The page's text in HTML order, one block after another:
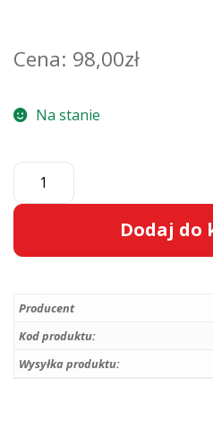
98,00zł
Na stanie
Komplet
sprężyn
przednich
Zafira
A
1.8
Dodaj do
e
Producent
Kod produktu:
Wysyłka produktu: